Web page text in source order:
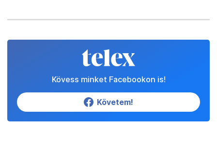
Kövess minket Facebookon is!
Követem!